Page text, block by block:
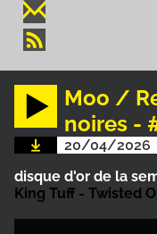
Moo /
noires -
20/04/2026
disque d'or de la
King Tuff - Twisted